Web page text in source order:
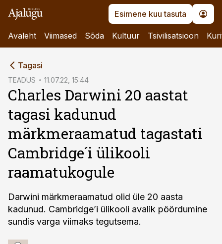
Esimene kuu tasuta
Avaleht Viimased Sõda Kultuur Tsivilisatsioon
Tagasi
TEADUS 11.07.22, 15:44
Charles Darwini 20 aastat
tagasi kadunud
märkmeraamatud tagastati
Cambridge´i ülikooli
raamatukogule
Darwini märkmeraamatud olid üle 20 aasta
kadunud. Cambridge’i ülikooli avalik pöördumine
sundis varga viimaks tegutsema.